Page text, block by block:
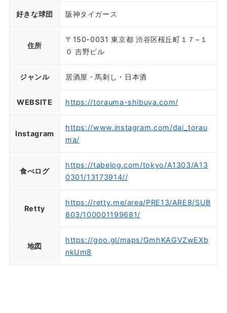
好きな球団 阪神タイガース
住所
〒150-0031 東京都 渋谷区桜丘町１７−１
０ 吉野ビル
ジャンル 居酒屋・馬刺し・日本酒
WEBSITE https://torauma-shibuya.com/
Instagram
https://www.instagram.com/dai_torau
ma/
食べログ
https://tabelog.com/tokyo/A1303/A13
0301/13173914//
Retty
https://retty.me/area/PRE13/ARE8/SUB
803/100001199681/
地図
https://goo.gl/maps/GmhKAGVZwEXb
nkUm8